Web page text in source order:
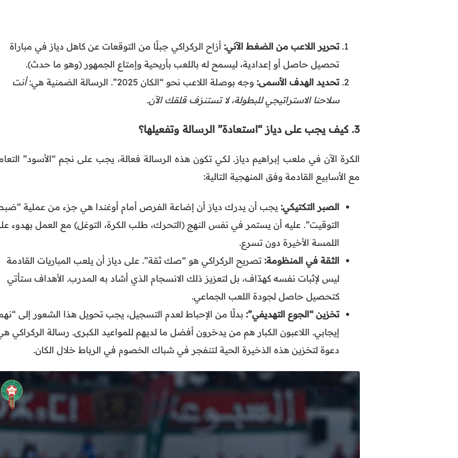
تحرير اللاعب من الضغط الآني: أزاح الركراكي جبلًا من التوقعات عن كاهل دياز في مباراة
تحصيل حاصل أو إعدادية، ليسمح له باللعب بأريحية وإمتاع الجمهور (وهو ما حدث).
تحديد الهدف الأسمى: وجه بوصلة اللاعب نحو “الكان 2025”. الرسالة الضمنية هي:
أنت
سلاحنا الاستراتيجي للبطولة، لا تستنزف قلقك الآن.
3. كيف يجب على دياز “استعادة” الرسالة وتفعيلها؟
الكرة الآن في ملعب إبراهيم دياز. لكي تكون هذه الرسالة فعالة، يجب على نجم “الأسود”
مع الأسابيع القادمة وفق المنهجية التالية:
الصبر التكتيكي: يجب أن يدرك دياز أن إضاعة الفرص أمام أوغندا هي جزء من عملية
التوقيت”. عليه أن يستمر في نفس النهج (التحرك، طلب الكرة، التوغل) مع العمل بهدوء
اللمسة الأخيرة دون تسرع.
الثقة في المنظومة: تصريح الركراكي هو “صك ثقة”. على دياز أن يلعب المباريات القادمة
ليس لإثبات نفسه كهدّاف، بل لتعزيز ذلك الانسجام الذي أشاد به المدرب. الأهداف ستأتي
كتحصيل حاصل لجودة اللعب الجماعي.
تخزين “الجوع التهديفي”: بدلًا من الإحباط لعدم التسجيل، يجب تحويل هذا الشعور إلى
إيجابي. اللاعبون الكبار هم من يدخرون أفضل ما لديهم للمواعيد الكبرى. رسالة الركراكي
دعوة لتخزين هذه الذخيرة الحية لتنفجر في شباك الخصوم في الرباط خلال الكان.